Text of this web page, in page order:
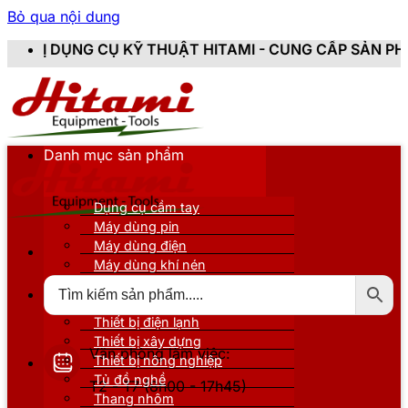
Bỏ qua nội dung
THUẬT HITAMI - CUNG CẤP SẢN PHẨM CHÍNH
Văn phòng làm việc:
T2 - T7 (8h00 - 17h45)
Danh mục sản phẩm
Dụng cụ cầm tay
Máy dùng pin
Máy dùng điện
Máy dùng khí nén
Thiết bị nâng đỡ
Thiết bị điện lạnh
Thiết bị xây dựng
Thiết bị nông nghiệp
Tủ đồ nghề
Thang nhôm